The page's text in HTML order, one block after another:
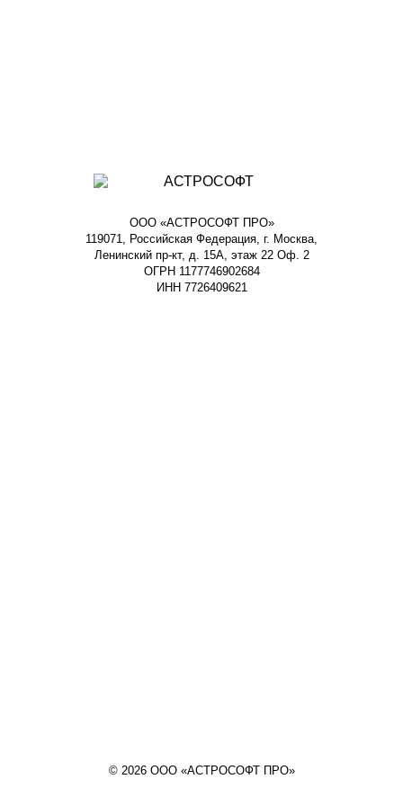
ООО «АСТРОСОФТ ПРО»
119071, Российская Федерация, г. Москва,
Ленинский пр-кт, д. 15А, этаж 22 Оф. 2
ОГРН 1177746902684
ИНН 7726409621
© 2026 ООО «АСТРОСОФТ ПРО»